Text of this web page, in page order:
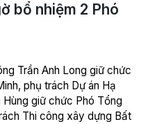
bổ nhiệm 2 Phó
Trần Anh Long giữ chức
phụ trách Dự án Hạ
giữ chức Phó Tổng
Thi công xây dựng Bất